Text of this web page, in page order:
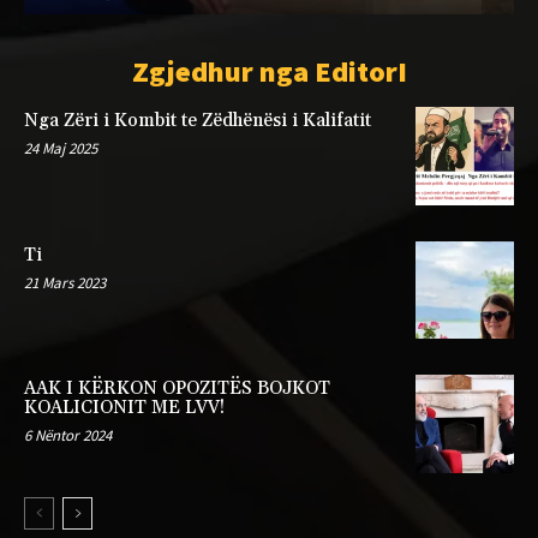
Zgjedhur nga EditorI
Nga Zëri i Kombit te Zëdhënësi i Kalifatit
24 Maj 2025
Ti
21 Mars 2023
AAK I KËRKON OPOZITËS BOJKOT
KOALICIONIT ME LVV!
6 Nëntor 2024